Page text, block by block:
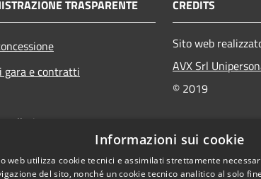
TRASPARENTE
gara e contratti
CREDITS
Sito web
AVX Srl
© 2019
Informazioni sui cookie
web utilizza cookie tecnici e assimilati strettamente
del sito, nonché un cookie tecnico analitico al solo